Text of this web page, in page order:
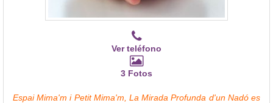
Ver teléfono
3 Fotos
Espai Mima'm i Petit Mima'm, La Mirada Profunda d'un Nadó es